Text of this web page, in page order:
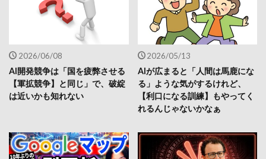
2026/06/08
AI開発競争は「国を疲弊させる
【軍拡競争】と同じ」で、破綻
は近いかも知れない
2026/05/13
AIが広まると「人間は馬鹿にな
る」ような気がするけれど、
【利口になる訓練】もやってく
れるんじゃないかなぁ